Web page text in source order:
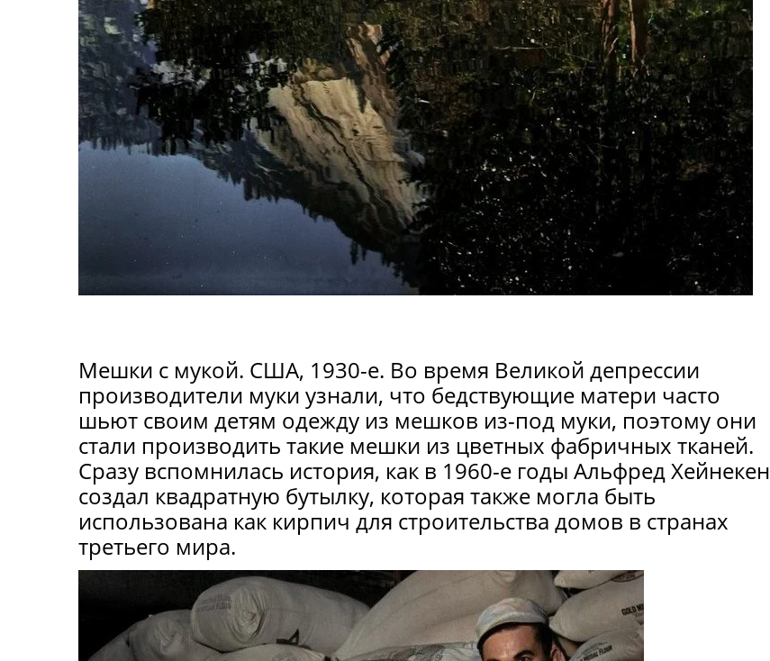
Мешки с мукой. США, 1930-е. Во время Великой депрессии
производители муки узнали, что бедствующие матери часто
шьют своим детям одежду из мешков из-под муки, поэтому они
стали производить такие мешки из цветных фабричных тканей.
Сразу вспомнилась история, как в 1960-е годы Альфред Хейнекен
создал квадратную бутылку, которая также могла быть
использована как кирпич для строительства домов в странах
третьего мира.